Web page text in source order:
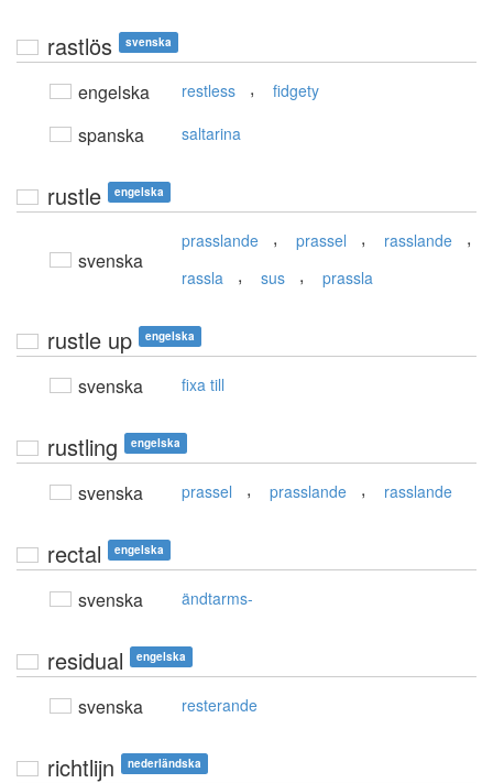
rastlös svenska
engelska restless , fidgety
spanska saltarina
rustle engelska
svenska
prasslande , prassel , rasslande ,
rassla , sus , prassla
rustle up engelska
svenska fixa till
rustling engelska
svenska prassel , prasslande , rasslande
rectal engelska
svenska ändtarms-
residual engelska
svenska resterande
richtlijn nederländska